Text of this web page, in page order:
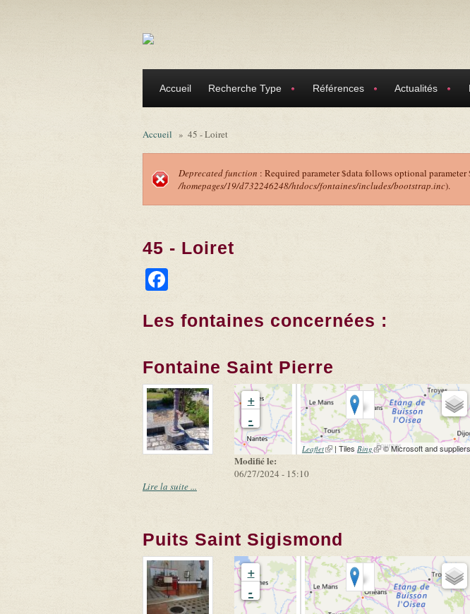
Accueil Recherche Type Références Actualités
Accueil » 45 - Loiret
Message d'erreur
Deprecated function : Required parameter $data follows optional
/homepages/19/d732246248/htdocs/fontaines/includes/bootstrap.inc).
45 - Loiret
Les fontaines concernées :
Fontaine Saint Pierre
+
-
Leaflet(link is external)
| Tiles Bing(link is external)
© Microsoft and suppliers
Modifié le:
06/27/2024 - 15:10
Lire la suite ...
Puits Saint Sigismond
+
-